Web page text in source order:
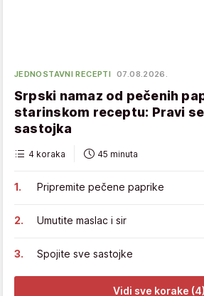
JEDNOSTAVNI RECEPTI 07.08.2026.
Srpski namaz od pečenih
starinskom receptu: Pravi
sastojka
4 koraka 45 minuta
Pripremite pečene paprike
Umutite maslac i sir
Spojite sve sastojke
Vidi sve korake (4)